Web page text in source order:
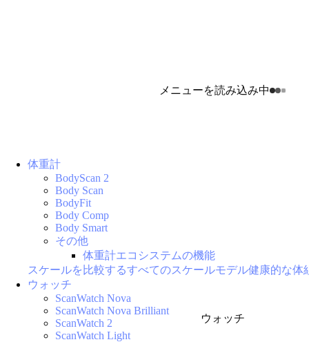
メニューを読み込み中
ウォッチ
体重計
BodyScan 2
Body Scan
BodyFit
Body Comp
Body Smart
その他
体重計エコシステムの機能
スケールを比較するすべてのスケールモデル健康的な体
ウォッチ
ScanWatch Nova
ScanWatch Nova Brilliant
ScanWatch 2
ScanWatch Light